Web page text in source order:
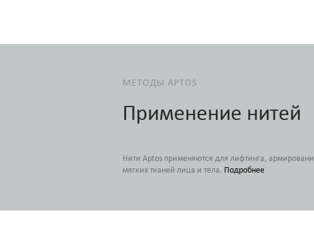
МЕТОДЫ APTOS
Применение нитей
Нити Aptos применяются для лифтинга,
мягких тканей лица и тела. Подробнее